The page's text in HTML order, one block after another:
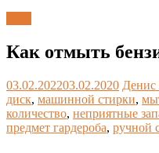
Как отмыть
03.02.202203.02.2020 Денис
диск, машинной стирки,
количество, неприятные
предмет гардероба, ручной